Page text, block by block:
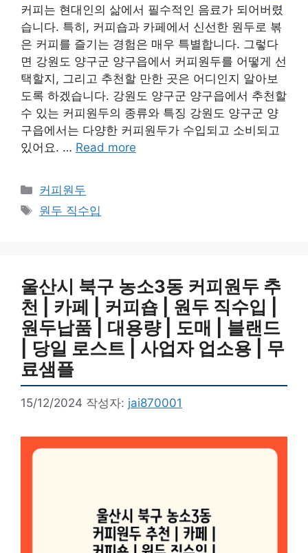
커피는 현대인의 삶에서 필수적인 음료가 되어버렸
습니다. 특히, 커피숍과 카페에서 신선한 원두로 볶
은 커피를 즐기는 경험은 매우 특별합니다. 그렇다
면 강원도 양구군 양구읍에서 커피원두를 어떻게 선
택할지, 그리고 추천할 만한 곳은 어디인지 알아보
도록 하겠습니다. 강원도 양구군 양구읍에서 추천할
수 있는 커피원두의 종류와 특징 강원도 양구군 양
구읍에서는 다양한 커피원두가 수입되고 소비되고
있어요. … Read more
카
테
커피원두
태
원두 직수입
울산시 북구 농소3동 커피원두 추
천 | 카페 | 커피숍 | 원두 직수입 |
원두납품 | 대용량 | 도매 | 블랜드
| 당일 로스트 | 사업자 업소용 | 무
료샘플
15/12/2024 작성자: jai870001